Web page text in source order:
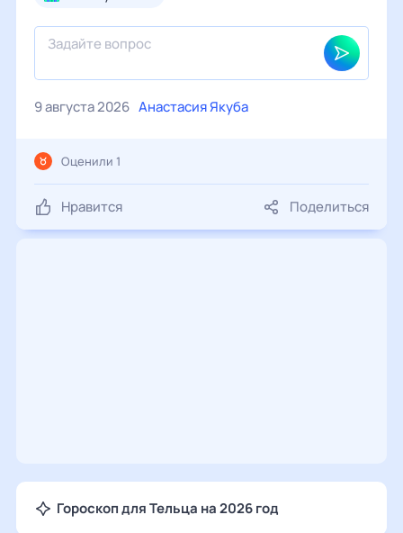
9 августа 2026 Анастасия Якуба
Нравится Поделиться
Оценили 1
Гороскоп для Тельца на 2026 год